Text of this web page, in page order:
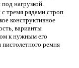
нагрузкой.
тремя рядами строп
конструктивное
варианты
к нужным его
ремня